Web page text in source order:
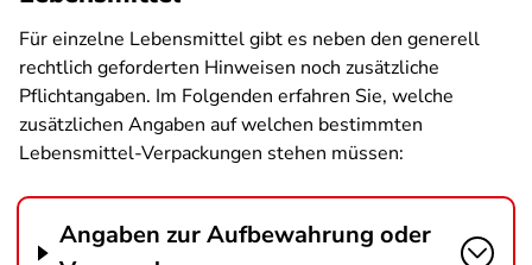
Für einzelne Lebensmittel gibt es neben den generell
rechtlich geforderten Hinweisen noch zusätzliche
Pflichtangaben. Im Folgenden erfahren Sie, welche
zusätzlichen Angaben auf welchen bestimmten
Lebensmittel-Verpackungen stehen müssen:
Angaben zur Aufbewahrung oder